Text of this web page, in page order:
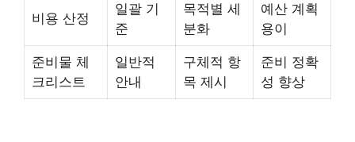
비용 산정
일괄 기
준
목적별 세
분화
예산 계획
용이
준비물 체
크리스트
일반적
안내
구체적 항
목 제시
준비 정확
성 향상